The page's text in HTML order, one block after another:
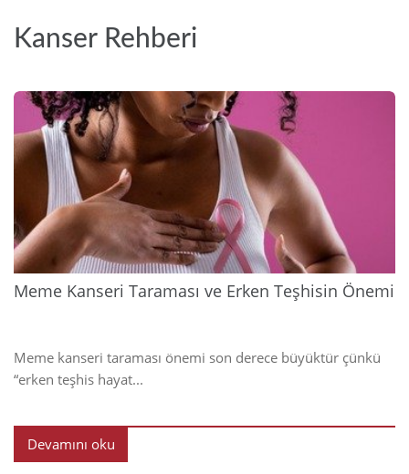
Kanser Rehberi
Meme Kanseri Taraması ve Erken Teşhisin Önemi
Meme kanseri taraması önemi son derece büyüktür çünkü
“erken teşhis hayat...
Devamını oku